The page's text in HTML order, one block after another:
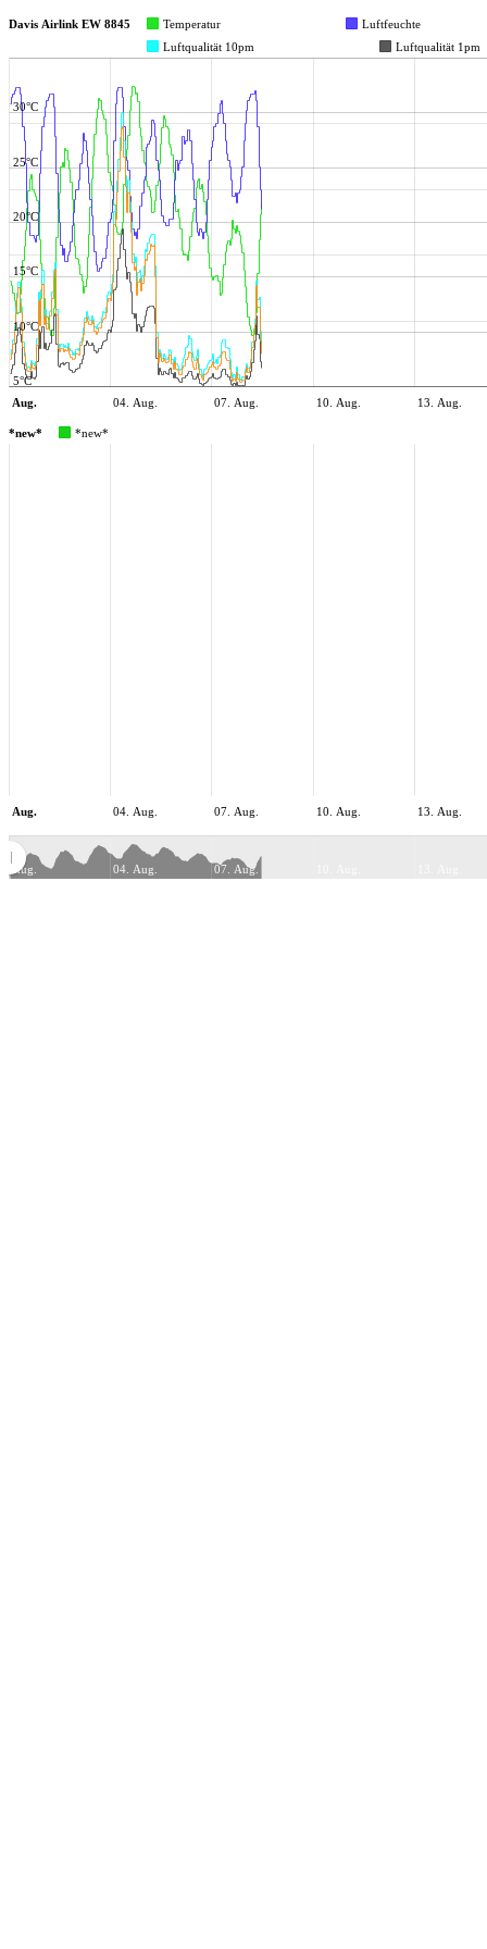
Davis Airlink EW 8845 Temperatur
Luftfeuchte
Luftqualität 10pm
Luftqualität 1pm
Aug. 04. Aug. 07. Aug. 10. Aug. 13. Aug.
5°C
10°C
15°C
20°C
25°C
30°C
*new* *new*
Aug. 04. Aug. 07. Aug. 10. Aug. 13. Aug.
Aug. 04. Aug. 07. Aug.